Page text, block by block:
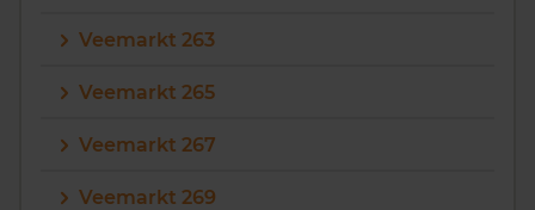
Veemarkt 263
Veemarkt 265
Veemarkt 267
Veemarkt 269